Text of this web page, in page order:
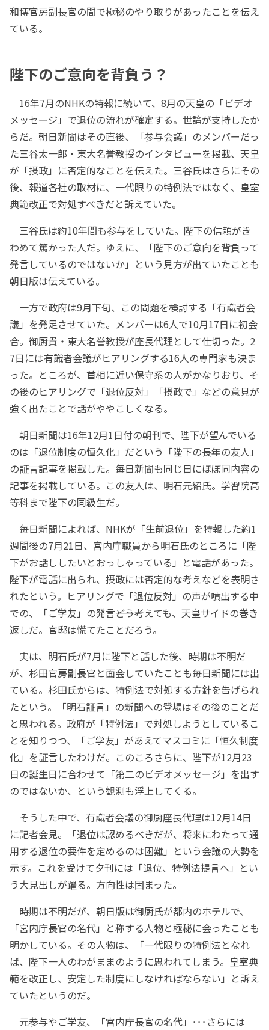
和博官房副長官の間で極秘のやり取りがあったことを伝え
ている。
陛下のご意向を背負う？
16年7月のNHKの特報に続いて、8月の天皇の「ビデオ
メッセージ」で退位の流れが確定する。世論が支持したか
らだ。朝日新聞はその直後、「参与会議」のメンバーだっ
た三谷太一郎・東大名誉教授のインタビューを掲載、天皇
が「摂政」に否定的なことを伝えた。三谷氏はさらにその
後、報道各社の取材に、一代限りの特例法ではなく、皇室
典範改正で対処すべきだと訴えていた。
三谷氏は約10年間も参与をしていた。陛下の信頼がき
わめて篤かった人だ。ゆえに、「陛下のご意向を背負って
発言しているのではないか」という見方が出ていたことも
朝日版は伝えている。
一方で政府は9月下旬、この問題を検討する「有識者会
議」を発足させていた。メンバーは6人で10月17日に初会
合。御厨貴・東大名誉教授が座長代理として仕切った。2
7日には有識者会議がヒアリングする16人の専門家も決ま
った。ところが、首相に近い保守系の人がかなりおり、そ
の後のヒアリングで「退位反対」「摂政で」などの意見が
強く出たことで話がややこしくなる。
朝日新聞は16年12月1日付の朝刊で、陛下が望んでいる
のは「退位制度の恒久化」だという「陛下の長年の友人」
の証言記事を掲載した。毎日新聞も同じ日にほぼ同内容の
記事を掲載している。この友人は、明石元紹氏。学習院高
等科まで陛下の同級生だ。
毎日新聞によれば、NHKが「生前退位」を特報した約1
週間後の7月21日、宮内庁職員から明石氏のところに「陛
下がお話ししたいとおっしゃっている」と電話があった。
陛下が電話に出られ、摂政には否定的な考えなどを表明さ
れたという。ヒアリングで「退位反対」の声が噴出する中
での、「ご学友」の発言――どう考えても、天皇サイドの巻き
返しだ。官邸は慌てたことだろう。
実は、明石氏が7月に陛下と話した後、時期は不明だ
が、杉田官房副長官と面会していたことも毎日新聞には出
ている。杉田氏からは、特例法で対処する方針を告げられ
たという。「明石証言」の新聞への登場はその後のことだ
と思われる。政府が「特例法」で対処しようとしているこ
とを知りつつ、「ご学友」があえてマスコミに「恒久制度
化」を証言したわけだ。このころさらに、陛下が12月23
日の誕生日に合わせて「第二のビデオメッセージ」を出す
のではないか、という観測も浮上してくる。
そうした中で、有識者会議の御厨座長代理は12月14日
に記者会見。「退位は認めるべきだが、将来にわたって通
用する退位の要件を定めるのは困難」という会議の大勢を
示す。これを受けて夕刊には「退位、特例法提言へ」とい
う大見出しが躍る。方向性は固まった。
時期は不明だが、朝日版は御厨氏が都内のホテルで、
「宮内庁長官の名代」と称する人物と極秘に会ったことも
明かしている。その人物は、「一代限りの特例法となれ
ば、陛下一人のわがままのように思われてしまう。皇室典
範を改正し、安定した制度にしなければならない」と訴え
ていたというのだ。
元参与やご学友、「宮内庁長官の名代」･･･さらには